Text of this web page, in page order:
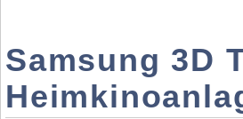
Samsung 3D